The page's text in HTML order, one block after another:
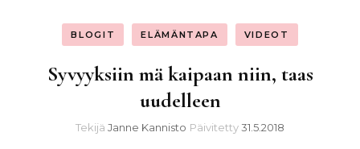
BLOGIT ELÄMÄNTAPA VIDEOT
Syvyyksiin mä kaipaan niin, taas
uudelleen
Tekijä Janne Kannisto Päivitetty31.5.2018